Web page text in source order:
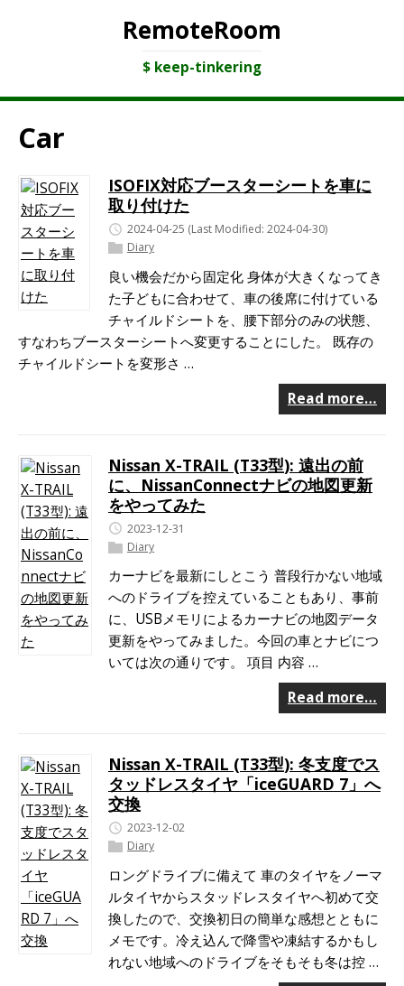
RemoteRoom
$ keep-tinkering
Car
ISOFIX対応ブースターシートを車に
取り付けた
2024-04-25 (Last Modified: 2024-04-30)
Diary
良い機会だから固定化 身体が大きくなってき
た子どもに合わせて、車の後席に付けている
チャイルドシートを、腰下部分のみの状態、
すなわちブースターシートへ変更することにした。 既存の
チャイルドシートを変形さ …
Read more…
Nissan X-TRAIL (T33型): 遠出の前
に、NissanConnectナビの地図更新
をやってみた
2023-12-31
Diary
カーナビを最新にしとこう 普段行かない地域
へのドライブを控えていることもあり、事前
に、USBメモリによるカーナビの地図データ
更新をやってみました。今回の車とナビにつ
いては次の通りです。 項目 内容 …
Read more…
Nissan X-TRAIL (T33型): 冬支度でス
タッドレスタイヤ「iceGUARD 7」へ
交換
2023-12-02
Diary
ロングドライブに備えて 車のタイヤをノーマ
ルタイヤからスタッドレスタイヤへ初めて交
換したので、交換初日の簡単な感想とともに
メモです。冷え込んで降雪や凍結するかもし
れない地域へのドライブをそもそも冬は控 …